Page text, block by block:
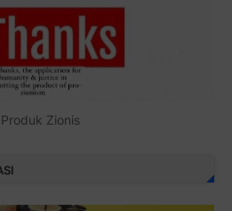
Zionis